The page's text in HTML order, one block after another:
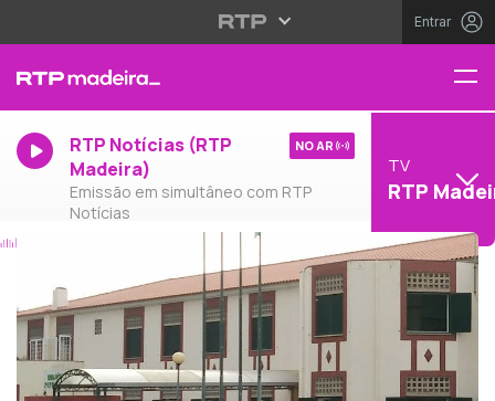
Entrar
RTP Notícias (RTP
Madeira)
Emissão em simultâneo com RTP
Notícias
NO AR
TV
RTP